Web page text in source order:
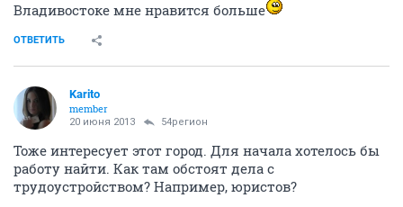
Владивостоке мне нравится больше
ОТВЕТИТЬ
Karito
member
20 июня 2013 54регион
Тоже интересует этот город. Для начала хотелось бы
работу найти. Как там обстоят дела с
трудоустройством? Например, юристов?